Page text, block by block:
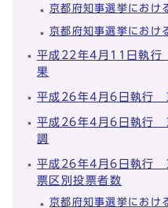
京都府知事選挙におけ
京都府知事選挙におけ
平成22年4月11日執
果
平成26年4月6日執行
平成26年4月6日執行
調
平成26年4月6日執行
票区別投票者数
京都府知事選挙におけ